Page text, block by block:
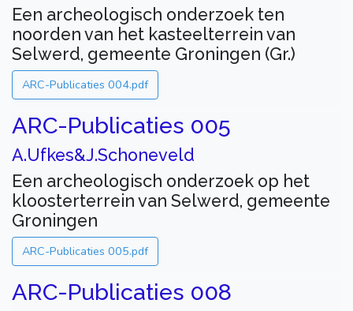
Een archeologisch onderzoek ten
noorden van het kasteelterrein van
Selwerd, gemeente Groningen (Gr.)
ARC-Publicaties 004.pdf
ARC-Publicaties 005
A.Ufkes&J.Schoneveld
Een archeologisch onderzoek op het
kloosterterrein van Selwerd, gemeente
Groningen
ARC-Publicaties 005.pdf
ARC-Publicaties 008